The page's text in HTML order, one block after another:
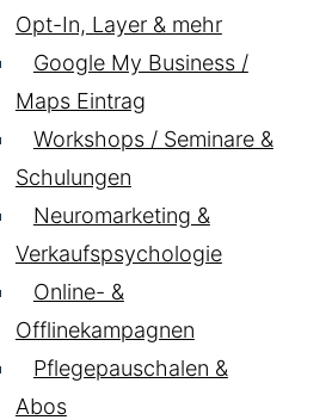
Opt-In, Layer & mehr
Google My Business /
Maps Eintrag
Workshops / Seminare &
Schulungen
Neuromarketing &
Verkaufspsychologie
Online- &
Offlinekampagnen
Pflegepauschalen &
Abos